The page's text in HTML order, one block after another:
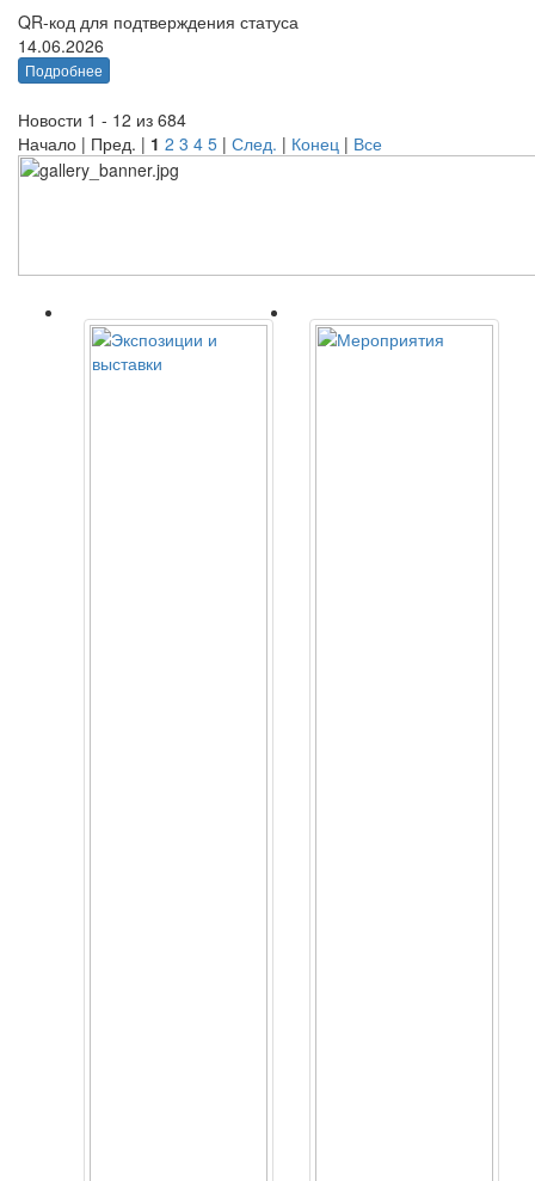
QR-код для подтверждения статуса
14.06.2026
Подробнее
Новости 1 - 12 из 684
Начало | Пред. | 1 2 3 4 5 | След. | Конец | Все